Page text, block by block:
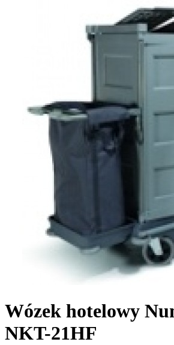
Wózek hotelowy
NKT-21HF